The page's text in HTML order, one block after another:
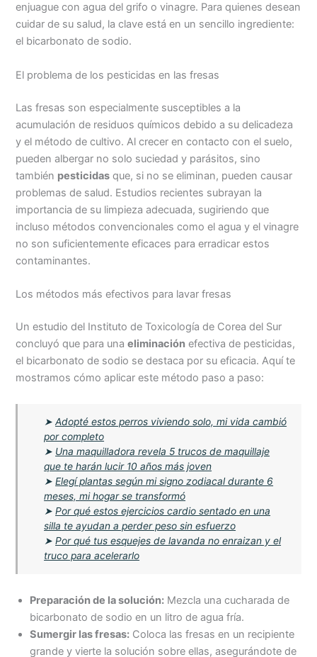
enjuague con agua del grifo o vinagre. Para quienes desean
cuidar de su salud, la clave está en un sencillo ingrediente:
el bicarbonato de sodio.
El problema de los pesticidas en las fresas
Las fresas son especialmente susceptibles a la
acumulación de residuos químicos debido a su delicadeza
y el método de cultivo. Al crecer en contacto con el suelo,
pueden albergar no solo suciedad y parásitos, sino
también pesticidas que, si no se eliminan, pueden causar
problemas de salud. Estudios recientes subrayan la
importancia de su limpieza adecuada, sugiriendo que
incluso métodos convencionales como el agua y el vinagre
no son suficientemente eficaces para erradicar estos
contaminantes.
Los métodos más efectivos para lavar fresas
Un estudio del Instituto de Toxicología de Corea del Sur
concluyó que para unaeliminación efectiva de pesticidas,
el bicarbonato de sodio se destaca por su eficacia. Aquí te
mostramos cómo aplicar este método paso a paso:
➤Adopté estos perros viviendo solo, mi vida cambió
por completo
➤ Una maquilladora revela 5 trucos de maquillaje
que te harán lucir 10 años más joven
➤Elegí plantas según mi signo zodiacal durante 6
meses, mi hogar se transformó
➤Por qué estos ejercicios cardio sentado en una
silla te ayudan a perder peso sin esfuerzo
➤Por qué tus esquejes de lavanda no enraizan y el
truco para acelerarlo
Preparación de la solución: Mezcla una cucharada de
bicarbonato de sodio en un litro de agua fría.
Sumergir las fresas: Coloca las fresas en un recipiente
grande y vierte la solución sobre ellas, asegurándote de